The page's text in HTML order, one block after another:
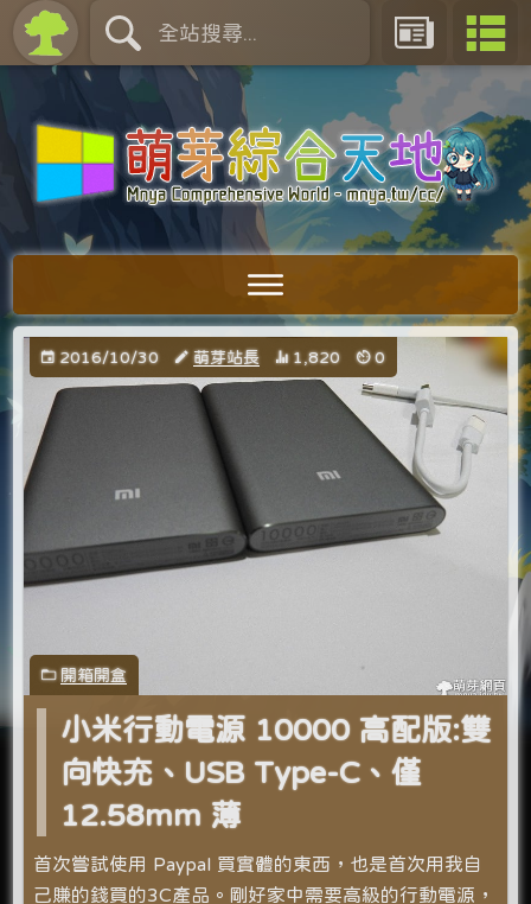
2016/10/30 萌芽站長 1,820 0
開箱開盒
小米行動電源 10000 高配版:雙
向快充、USB Type-C、僅
12.58mm 薄
首次嘗試使用 Paypal 買實體的東西，也是首次用我自
己賺的錢買的3C產品。剛好家中需要高級的行動電源，